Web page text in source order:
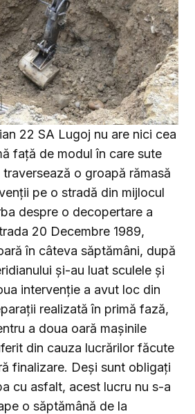
22 SA Lugoj nu are nici cea
față de modul în care sute
o groapă rămasă
pe o stradă din mijlocul
despre o decopertare a
20 Decembre 1989,
în câteva săptămâni, după
și-au luat sculele și
intervenție a avut loc din
realizată în primă fază,
a doua oară mașinile
din cauza lucrărilor făcute
finalizare. Deși sunt obligați
cu asfalt, acest lucru nu s-a
o săptămână de la